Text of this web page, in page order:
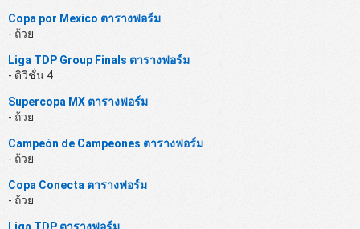
Copa por Mexico ตารางฟอร์ม
- ถ้วย
Liga TDP Group Finals ตารางฟอร์ม
- ดิวิชั่น 4
Supercopa MX ตารางฟอร์ม
- ถ้วย
Campeón de Campeones ตารางฟอร์ม
- ถ้วย
Copa Conecta ตารางฟอร์ม
- ถ้วย